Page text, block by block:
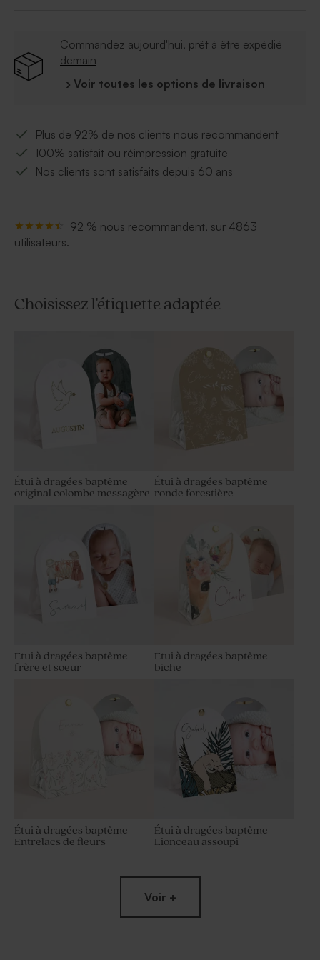
E901 E903 E904, colorants E141 E172. Contient du
lait, soja et poisson. Peut contenir des traces de fruits à
coque.
* Format : 1.1 x 1.1 x 0.6 cm
Commandez aujourd'hui, prêt à être expédié
demain
› Voir toutes les options de livraison
Plus de 92% de nos clients nous recommandent
100% satisfait ou réimpression gratuite
Nos clients sont satisfaits depuis 60 ans
92 % nous recommandent, sur 4863
utilisateurs.
Choisissez l'étiquette adaptée
Étui à dragées baptême
original colombe messagère
Étui à dragées baptême
ronde forestière
Etui à dragées baptême
frère et soeur
Etui à dragées baptême
biche
Étui à dragées baptême
Entrelacs de fleurs
Étui à dragées baptême
Lionceau assoupi
Voir +